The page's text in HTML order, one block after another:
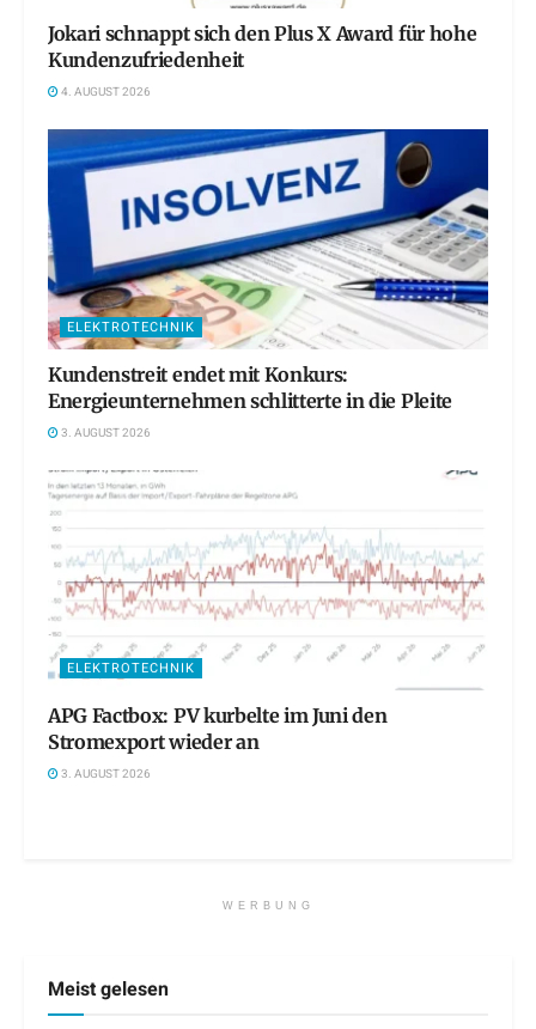
Jokari schnappt sich den Plus X Award für hohe
Kundenzufriedenheit
4. AUGUST 2026
ELEKTROTECHNIK
Kundenstreit endet mit Konkurs:
Energieunternehmen schlitterte in die Pleite
3. AUGUST 2026
ELEKTROTECHNIK
APG Factbox: PV kurbelte im Juni den
Stromexport wieder an
3. AUGUST 2026
WERBUNG
Meist gelesen